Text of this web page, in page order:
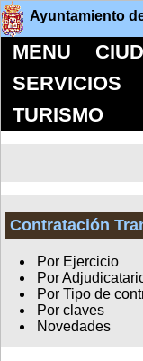
Ayuntamiento
MENU
SERVICIOS
TURISMO
Contratación
Por Ejercicio
Por
Por Tipo de
Por claves
Novedades